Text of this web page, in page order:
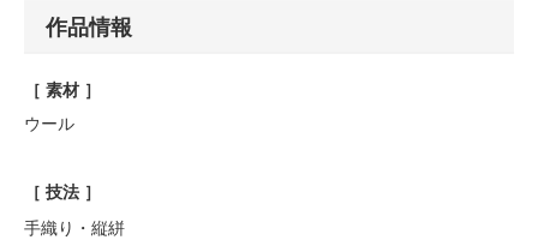
作品情報
［ 素材 ］
ウール
［ 技法 ］
手織り・縦絣